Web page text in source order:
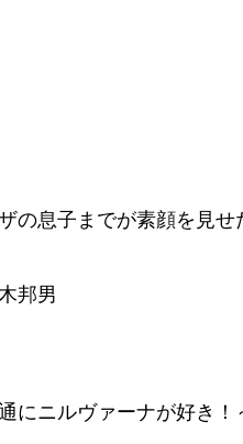
の息子までが素顔を見せ
邦男
にニルヴァーナが好き！